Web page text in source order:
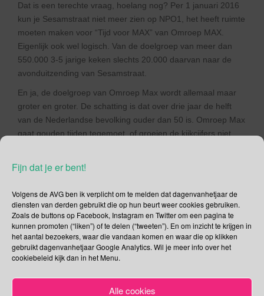
Fijn dat je er bent!
Volgens de AVG ben ik verplicht om te melden dat dagenvanhetjaar de
diensten van derden gebruikt die op hun beurt weer cookies gebruiken.
Zoals de buttons op Facebook, Instagram en Twitter om een pagina te
kunnen promoten (“liken”) of te delen (“tweeten”). En om inzicht te krijgen in
het aantal bezoekers, waar die vandaan komen en waar die op klikken
gebruikt dagenvanhetjaar Google Analytics. Wil je meer info over het
cookiebeleid kijk dan in het Menu.
Alle cookies
Dat is een terechte vraag, hoelang nog? Per 1 januari 2016
kun je Sesamstraat niet meer zien op NPO1, het heeft ruimte
moeten maken voor “Tijd voor MAX” van Omroep MAX.
Eigenlijk ook wel logisch. Van de doelgroep van meer dan
550.000 3-5 jarige keken slechts 20.000 daarvan naar de
avonduitzending van Sesamstraat.
En ja, de doelgroep van Omroep Max wordt allemaal maar
groter en groter. De schatting is dat over drie jaar de helft
van de Nederlandse bevolking ouder dan 50 is. Omroep Max
gaat gouden tijden tegemoet, of groeien de kijkcijfers niet
Sesamstraat kun je zien op het digitale themakanaal
.
Deel dit bericht
F
a
T
wi
Februari Elmo,Gedichtenbal,Sesamstraat,Wasabi.